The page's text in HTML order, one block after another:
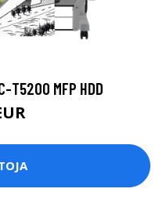
T5200 MFP HDD